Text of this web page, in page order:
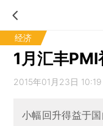
经济
1月汇丰
2015年01月23日 10:19
小幅回升得益于